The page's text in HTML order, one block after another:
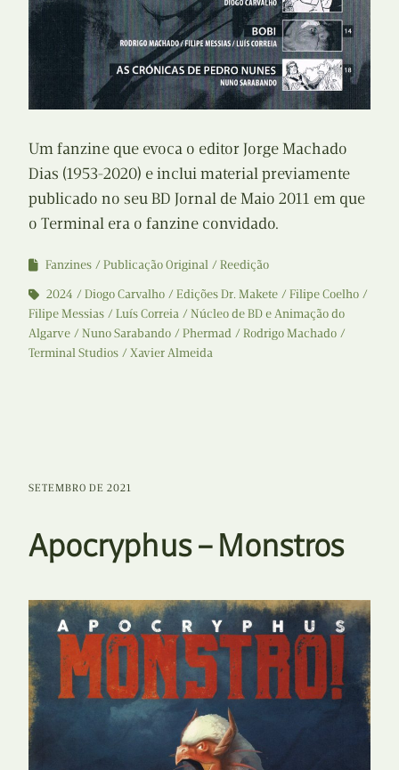
Um fanzine que evoca o editor Jorge Machado
Dias (1953-2020) e inclui material previamente
publicado no seu BD Jornal de Maio 2011 em que
o Terminal era o fanzine convidado.
Fanzines Publicação Original
Reedição
2024
Diogo Carvalho Edições Dr. Makete
Filipe Coelho
Filipe Messias
Luís Correia
Núcleo de BD e Animação do
Algarve
Nuno Sarabando Phermad
Rodrigo Machado
Terminal Studios
Xavier Almeida
SETEMBRO DE 2021
Apocryphus – Monstros